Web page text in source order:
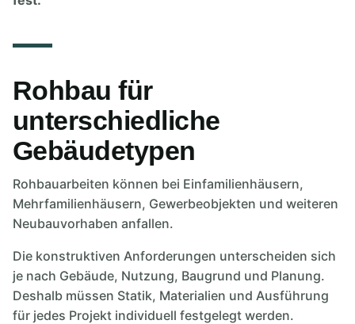
Rohbau für
unterschiedliche
Gebäudetypen
Rohbauarbeiten können bei Einfamilienhäusern,
Mehrfamilienhäusern, Gewerbeobjekten und weiteren
Neubauvorhaben anfallen.
Die konstruktiven Anforderungen unterscheiden sich
je nach Gebäude, Nutzung, Baugrund und Planung.
Deshalb müssen Statik, Materialien und Ausführung
für jedes Projekt individuell festgelegt werden.